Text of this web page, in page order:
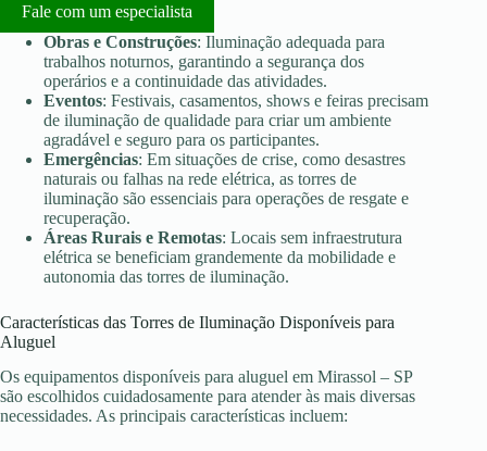
Fale com um especialista
Obras e Construções: Iluminação adequada para
trabalhos noturnos, garantindo a segurança dos
operários e a continuidade das atividades.
Eventos: Festivais, casamentos, shows e feiras precisam
de iluminação de qualidade para criar um ambiente
agradável e seguro para os participantes.
Emergências: Em situações de crise, como desastres
naturais ou falhas na rede elétrica, as torres de
iluminação são essenciais para operações de resgate e
recuperação.
Áreas Rurais e Remotas: Locais sem infraestrutura
elétrica se beneficiam grandemente da mobilidade e
autonomia das torres de iluminação.
Características das Torres de Iluminação Disponíveis para
Aluguel
Os equipamentos disponíveis para aluguel em Mirassol – SP
são escolhidos cuidadosamente para atender às mais diversas
necessidades. As principais características incluem: